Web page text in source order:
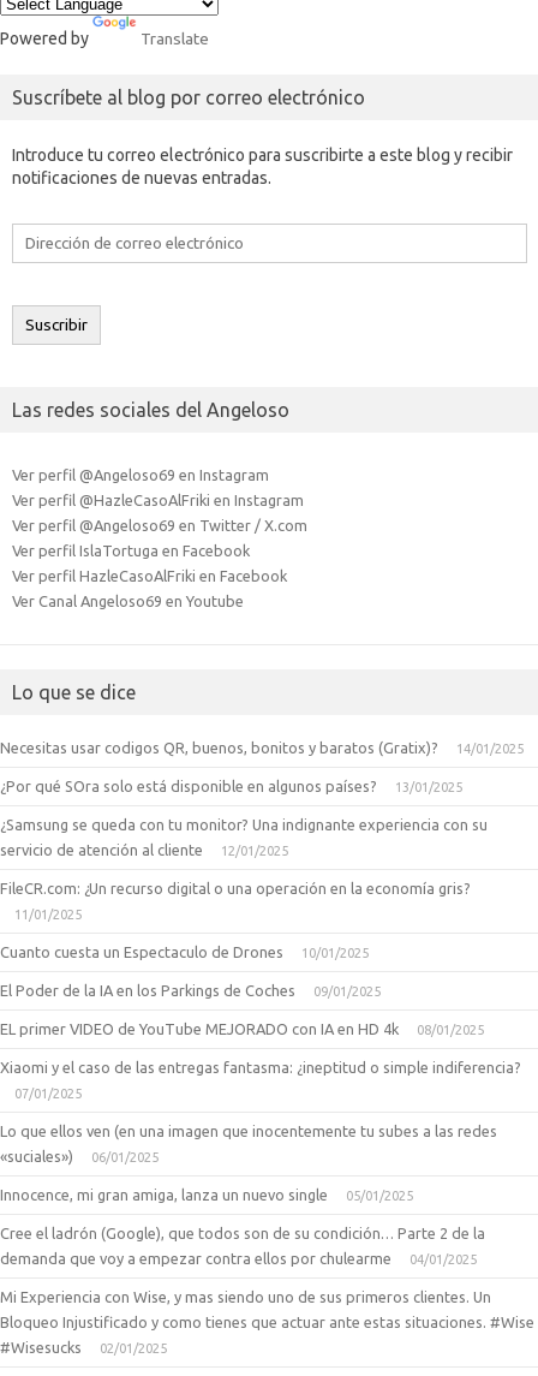
Powered by Translate
Suscríbete al blog por correo electrónico
Introduce tu correo electrónico para suscribirte a este blog y recibir
notificaciones de nuevas entradas.
Dirección
electrónico
Suscribir
Las redes sociales del Angeloso
Ver perfil @Angeloso69 en Instagram
Ver perfil @HazleCasoAlFriki en Instagram
Ver perfil @Angeloso69 en Twitter / X.com
Ver perfil IslaTortuga en Facebook
Ver perfil HazleCasoAlFriki en Facebook
Ver Canal Angeloso69 en Youtube
Lo que se dice
Necesitas usar codigos QR, buenos, bonitos y baratos (Gratix)? 14/01/2025
¿Por qué SOra solo está disponible en algunos países? 13/01/2025
¿Samsung se queda con tu monitor? Una indignante experiencia con su
servicio de atención al cliente
12/01/2025
FileCR.com: ¿Un recurso digital o una operación en la economía gris?
11/01/2025
Cuanto cuesta un Espectaculo de Drones 10/01/2025
El Poder de la IA en los Parkings de Coches 09/01/2025
EL primer VIDEO de YouTube MEJORADO con IA en HD 4k 08/01/2025
Xiaomi y el caso de las entregas fantasma: ¿ineptitud o simple indiferencia?
07/01/2025
Lo que ellos ven (en una imagen que inocentemente tu subes a las redes
«suciales»)
06/01/2025
Innocence, mi gran amiga, lanza un nuevo single 05/01/2025
Cree el ladrón (Google), que todos son de su condición… Parte 2 de la
demanda que voy a empezar contra ellos por chulearme
04/01/2025
Mi Experiencia con Wise, y mas siendo uno de sus primeros clientes. Un
Bloqueo Injustificado y como tienes que actuar ante estas situaciones. #Wise
#Wisesucks
02/01/2025